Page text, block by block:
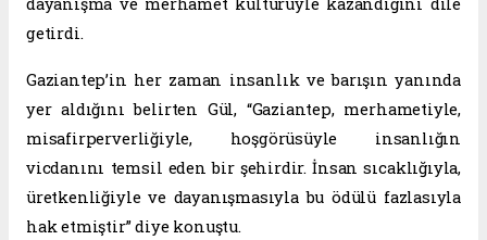
dayanışma ve merhamet kültürüyle kazandığını dile
getirdi.
Gaziantep’in her zaman insanlık ve barışın yanında
yer aldığını belirten Gül, “Gaziantep, merhametiyle,
misafirperverliğiyle, hoşgörüsüyle insanlığın
vicdanını temsil eden bir şehirdir. İnsan sıcaklığıyla,
üretkenliğiyle ve dayanışmasıyla bu ödülü fazlasıyla
hak etmiştir” diye konuştu.